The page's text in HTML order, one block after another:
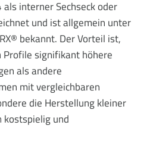
interner Sechseck oder
und ist allgemein unter
bekannt. Der Vorteil ist,
signifikant höhere
als andere
mit vergleichbaren
die Herstellung kleiner
und